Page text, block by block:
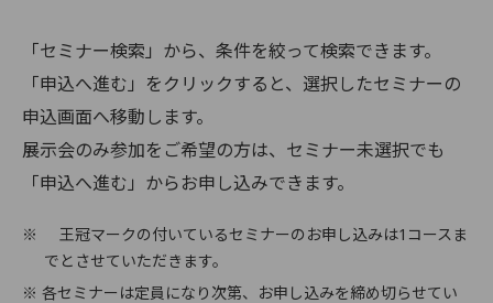
「セミナー検索」から、条件を絞って検索できます。
「申込へ進む」をクリックすると、選択したセミナーの
申込画面へ移動します。
展示会のみ参加をご希望の方は、セミナー未選択でも
「申込へ進む」からお申し込みできます。
※
王冠マークの付いているセミナーのお申し込みは1コースま
でとさせていただきます。
※ 各セミナーは定員になり次第、お申し込みを締め切らせてい